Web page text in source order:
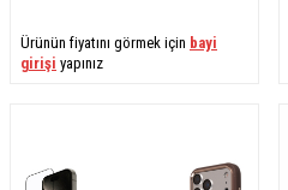
Ürünün fiyatını görmek için bayi
girişi yapınız